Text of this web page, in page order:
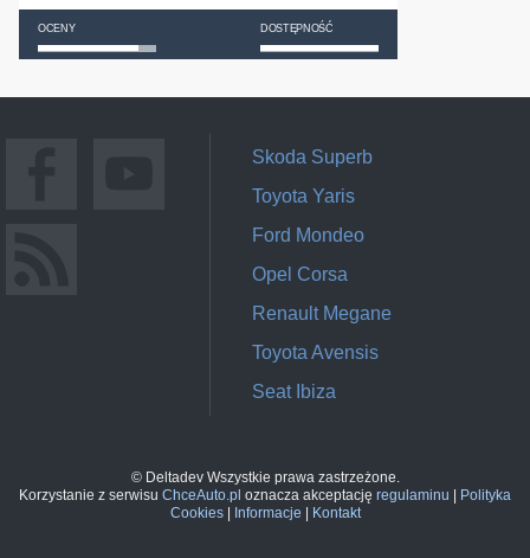
OCENY DOSTĘPNOŚĆ
Skoda Superb
Toyota Yaris
Ford Mondeo
Opel Corsa
Renault Megane
Toyota Avensis
Seat Ibiza
© Deltadev Wszystkie prawa zastrzeżone.
Korzystanie z serwisu ChceAuto.pl oznacza akceptację regulaminu | Polityka
Cookies| Informacje | Kontakt